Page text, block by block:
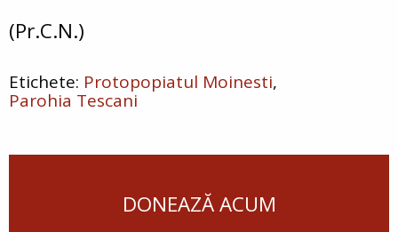
(Pr.C.N.)
Protopopiatul Moinesti
Parohia Tescani
DONEAZĂ ACUM